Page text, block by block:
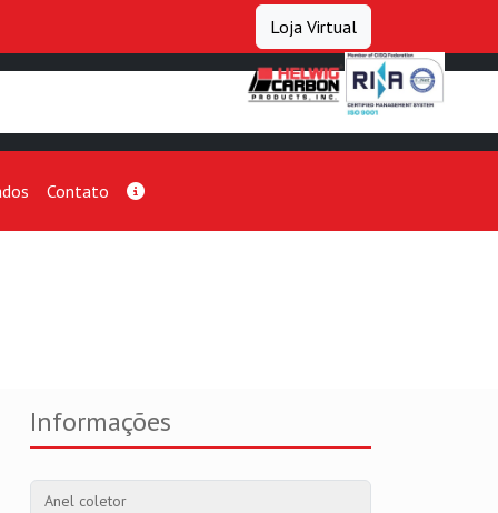
Loja Virtual
Contato
Informações
Anel coletor